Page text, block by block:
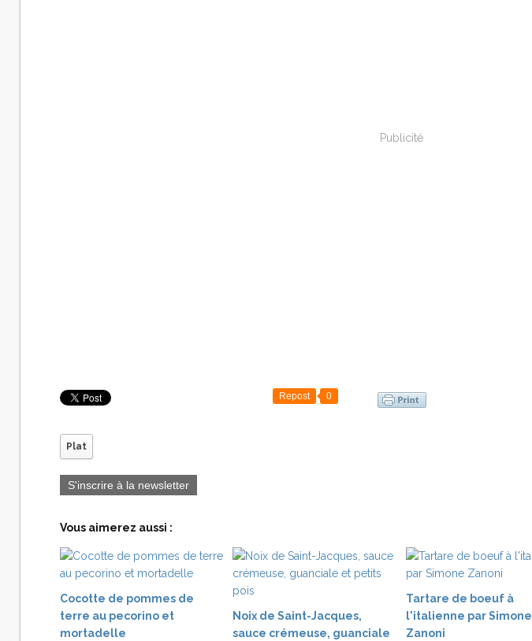
Publicité
Repost 0
Plat
S'inscrire à la newsletter
Vous aimerez aussi :
Cocotte de pommes de
terre au pecorino et
mortadelle
Noix de Saint-Jacques,
sauce crémeuse, guanciale
Tartare de boeuf à
l'italienne par Simone
Zanoni